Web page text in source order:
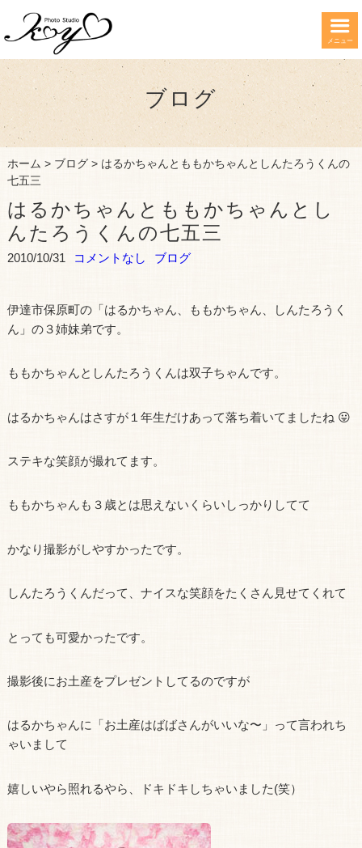
メニュー
ブログ
ホーム > ブログ> はるかちゃんとももかちゃんとしんたろうくんの
七五三
はるかちゃんとももかちゃんとし
んたろうくんの七五三
2010/10/31 コメントなし ブログ
伊達市保原町の「はるかちゃん、ももかちゃん、しんたろうく
ん」の３姉妹弟です。
ももかちゃんとしんたろうくんは双子ちゃんです。
はるかちゃんはさすが１年生だけあって落ち着いてましたね 😛
ステキな笑顔が撮れてます。
ももかちゃんも３歳とは思えないくらいしっかりしてて
かなり撮影がしやすかったです。
しんたろうくんだって、ナイスな笑顔をたくさん見せてくれて
とっても可愛かったです。
撮影後にお土産をプレゼントしてるのですが
はるかちゃんに「お土産はばばさんがいいな〜」って言われち
ゃいまして
嬉しいやら照れるやら、ドキドキしちゃいました(笑）